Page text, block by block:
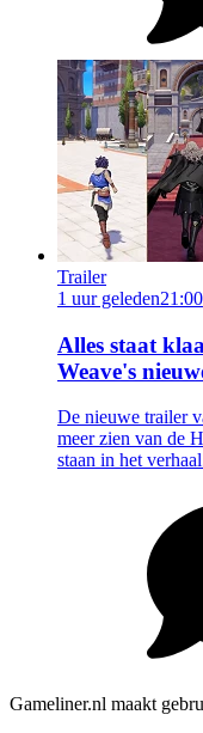
Trailer
1 uur geleden21:00
Alles staat
Weave's
De nieuwe trailer
meer zien van de
staan in het
Gameliner.nl maakt